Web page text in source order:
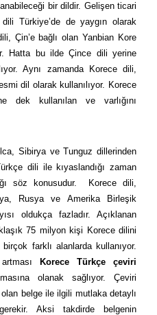
bir dildir. Gelişen ticari
Türkiye’de de yaygın olarak
Çin’e bağlı olan Yanbian Kore
Hatta bu ilde Çince dili yerine
Aynı zamanda Korece dili,
dil olarak kullanılıyor. Korece
dek kullanılan ve varlığını
Sibirya ve Tunguz dillerinden
dili ile kıyaslandığı zaman
söz konusudur. Korece dili,
Rusya ve Amerika Birleşik
oldukça fazladır. Açıklanan
75 milyon kişi Korece dilini
farklı alanlarda kullanıyor.
Korece Türkçe çeviri
olanak sağlıyor. Çeviri
belge ile ilgili mutlaka detaylı
Aksi takdirde belgenin